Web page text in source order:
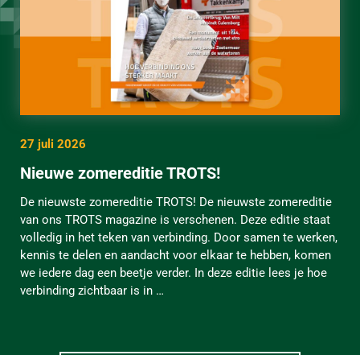
27 juli 2026
Nieuwe zomereditie TROTS!
De nieuwste zomereditie TROTS! De nieuwste zomereditie
van ons TROTS magazine is verschenen. Deze editie staat
volledig in het teken van verbinding. Door samen te werken,
kennis te delen en aandacht voor elkaar te hebben, komen
we iedere dag een beetje verder. In deze editie lees je hoe
verbinding zichtbaar is in …